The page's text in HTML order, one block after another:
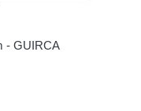
- GUIRCA